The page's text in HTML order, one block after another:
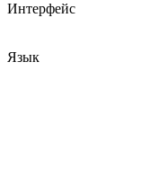
Интерфейс
Язык